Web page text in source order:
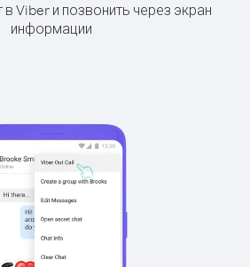
Viber и позвонить через экран
информации